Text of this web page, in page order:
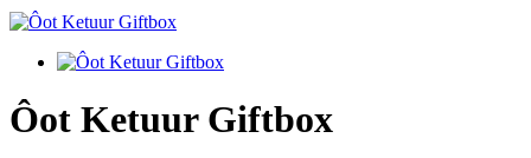
Ôot Ketuur Giftbox